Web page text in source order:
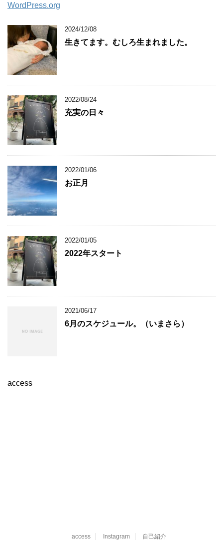
WordPress.org
2024/12/08
生きてます。むしろ生まれました。
2022/08/24
充実の日々
2022/01/06
お正月
2022/01/05
2022年スタート
2021/06/17
6月のスケジュール。（いまさら）
access
access Instagram 自己紹介